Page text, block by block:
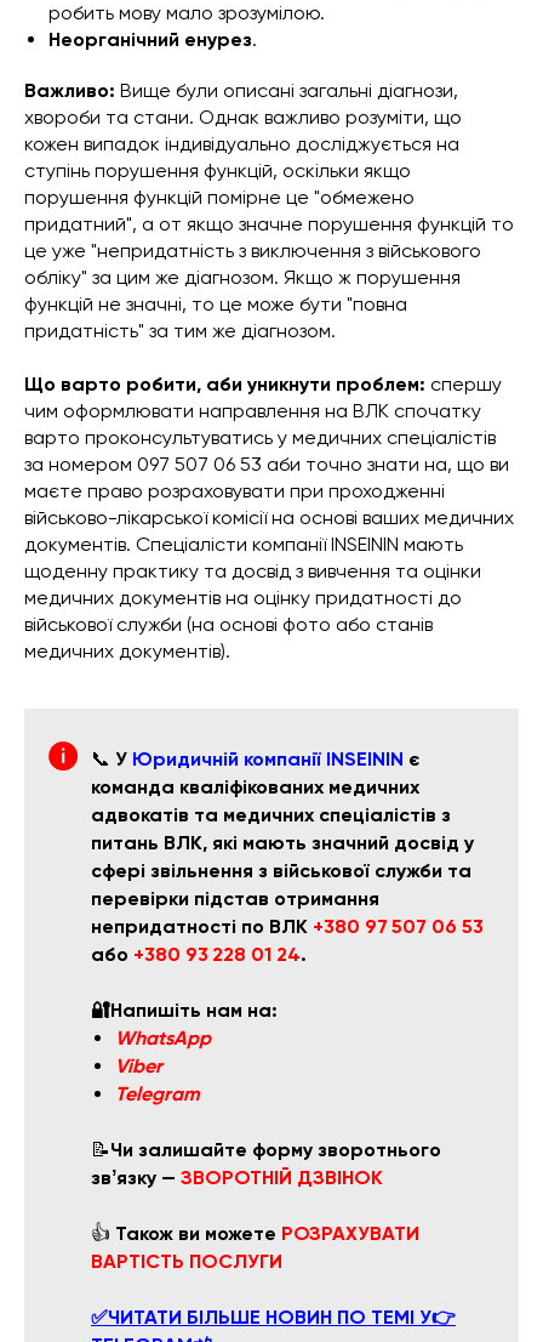
робить мову мало зрозумілою.
Неорганічний енурез.
Важливо: Вище були описані загальні діагнози,
хвороби та стани. Однак важливо розуміти, що
кожен випадок індивідуально досліджується на
ступінь порушення функцій, оскільки якщо
порушення функцій помірне це "обмежено
придатний", а от якщо значне порушення функцій то
це уже "непридатність з виключення з військового
обліку" за цим же діагнозом. Якщо ж порушення
функцій не значні, то це може бути "повна
придатність" за тим же діагнозом.
Що варто робити, аби уникнути проблем: спершу
чим оформлювати направлення на ВЛК спочатку
варто проконсультуватись у медичних спеціалістів
за номером 097 507 06 53 аби точно знати на, що ви
маєте право розраховувати при проходженні
військово-лікарської комісії на основі ваших медичних
документів. Спеціалісти компанії INSEININ мають
щоденну практику та досвід з вивчення та оцінки
медичних документів на оцінку придатності до
військової служби (на основі фото або станів
медичних документів).
📞 У Юридичній компанії INSEININ є
команда кваліфікованих медичних
адвокатів та медичних спеціалістів з
питань ВЛК, які мають значний досвід у
сфері звільнення з військової служби та
перевірки підстав отримання
непридатності по ВЛК +380 97 507 06 53
або +380 93 228 01 24.
🔐Напишіть нам на:
WhatsApp
Viber
Telegram
📝Чи залишайте форму зворотнього
звʼязку — ЗВОРОТНІЙ ДЗВІНОК
👍 Також ви можете РОЗРАХУВАТИ
ВАРТІСТЬ ПОСЛУГИ
✅ЧИТАТИ БІЛЬШЕ НОВИН ПО ТЕМІ У👉